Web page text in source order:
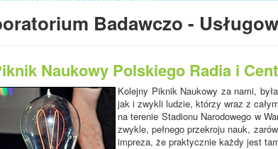
budowy maszyn i wiele innych.
Badawczo -
Naukowy Polskiego Radia i
Kolejny Piknik Naukowy za nami,
jak i zwykli ludzie, którzy wraz z
na terenie Stadionu Narodowego w
zwykle, pełnego przekroju nauk,
impreza, że praktycznie każdy jest